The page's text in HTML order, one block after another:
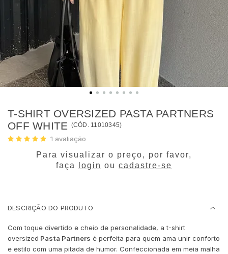
T-SHIRT OVERSIZED PASTA PARTNERS
OFF WHITE (CÓD. 11010345)
1 avaliação
Para visualizar o preço, por favor,
faça
login ou cadastre-se
DESCRIÇÃO DO PRODUTO
Com toque divertido e cheio de personalidade, a t-shirt
oversized Pasta Partners é perfeita para quem ama unir conforto
e estilo com uma pitada de humor. Confeccionada em meia malha